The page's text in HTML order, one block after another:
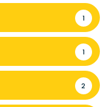
1
1
2